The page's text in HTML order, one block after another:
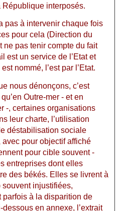
interposés.
pas à intervenir chaque fois
pour cela (Direction du
pas tenir compte du fait
est un service de l’Etat et
nommé, l’est par l’Etat.
nous dénonçons, c’est
Outre-mer - et en
-, certaines organisations
leur charte, l’utilisation
déstabilisation sociale
pour objectif affiché
pour cible souvent -
entreprises dont elles
des békés. Elles se livrent à
injustifiées,
à la disparition de
dessous en annexe, l’extrait